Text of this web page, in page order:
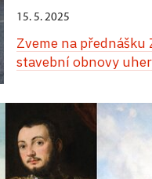
velkolepá světelná
24. srpna,zámek
italskou a
15. 5. 2025
Zveme na přednášku
stavební obnovy